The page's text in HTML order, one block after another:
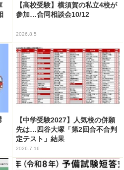
【高校受験】横須賀の私立4校が
参加…合同相談会10/12
2026.8.5
【中学受験2027】人気校の併願
先は…四谷大塚「第2回合不合判
定テスト」結果
2026.7.16